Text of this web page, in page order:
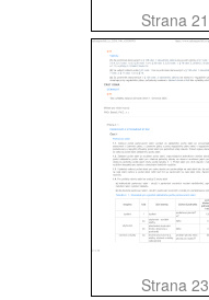
Strana 21
Strana 23